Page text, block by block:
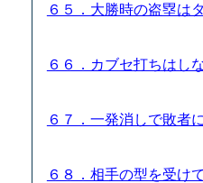
６５．大勝時の盗塁は
６６．カブセ打ちはし
６７．一発消しで敗者
６８．相手の型を受け